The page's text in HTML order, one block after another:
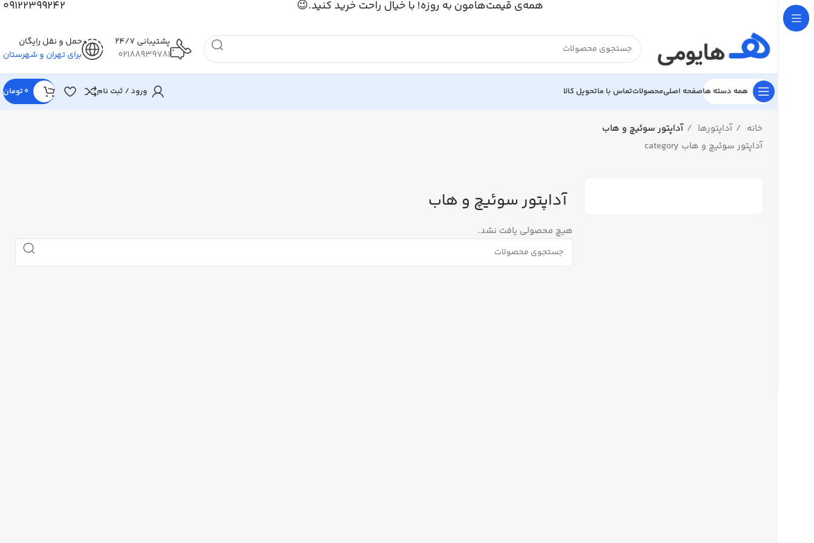
همه‌ی قیمت‌هامون به روزه! با خیال راحت خرید کنید.😉 09122399242
پشتیبانی 24/7
02188939781
حمل و نقل رایگان
برای تهران و شهرستان
همه دسته هاصفحه اصلیمحصولاتتماس با ماتحویل کالا ورود / ثبت نام 0 تومان
خانه آداپتورها
آداپتور سوئیچ و هاب
آداپتور سوئیچ و هاب category
آداپتور سوئیچ و هاب
هیچ محصولی یافت نشد.